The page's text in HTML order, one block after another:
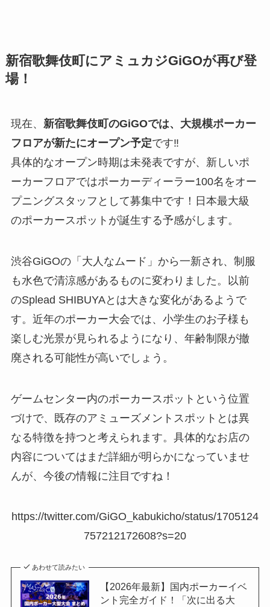
新宿歌舞伎町にアミュカジGiGOが再び登
場！
現在、 新宿歌舞伎町のGiGOでは、大規模ポーカー
フロアが新たにオープン予定です‼️
具体的なオープン時期は未発表ですが、新しいポ
ーカーフロアではポーカーディーラー100名をオー
プニングスタッフとして募集中です！日本最大級
のポーカースポットが誕生する予感がします。
渋谷GiGOの「大人なムード」から一新され、制服
も水色で清涼感があるものに変わりました。以前
のSplead SHIBUYAとは大きな変化があるようで
す。近年のポーカー大会では、小学生のお子様も
楽しむ光景が見られるようになり、年齢制限が撤
廃される可能性が高いでしょう。
ゲームセンター内のポーカースポットという位置
づけで、既存のアミューズメントスポットとは異
なる特徴を持つと考えられます。具体的なお店の
内容についてはまだ詳細が明らかになっていませ
んが、今後の情報に注目ですね！
https://twitter.com/GiGO_kabukicho/status/1705124
757212172608?s=20
あわせて読みたい
【2026年最新】国内ポーカーイベ
ント完全ガイド！「次に出る大